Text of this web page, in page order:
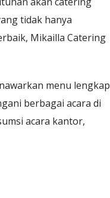
tidak hanya
Mikailla Catering
menu lengkap
berbagai acara di
acara kantor,